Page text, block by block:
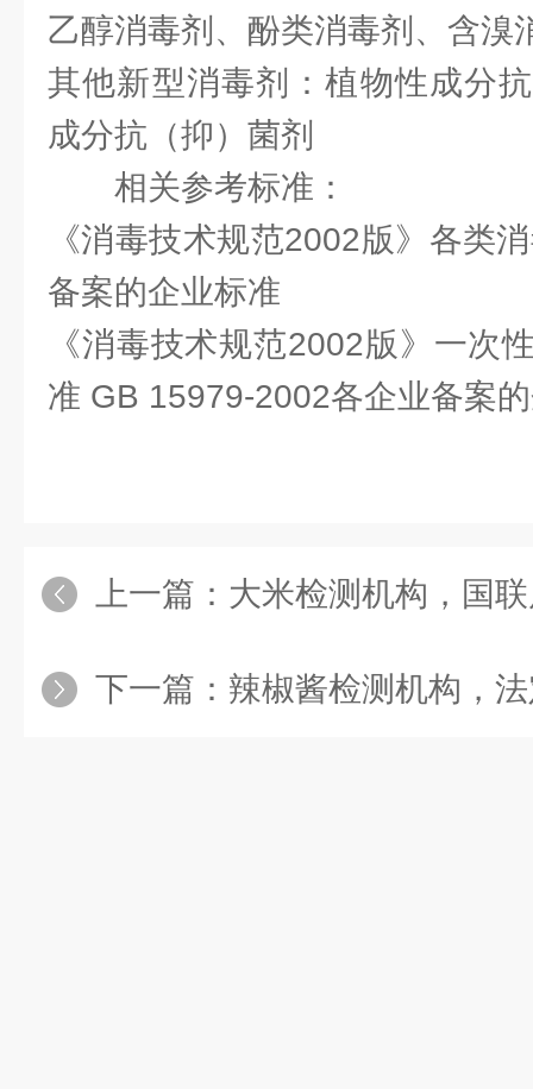
乙醇消毒剂、酚类消毒剂、含溴
其他新型消毒剂：植物性成分
成分抗（抑）菌剂
相关参考标准：
《消毒技术规范2002版》各类
备案的企业标准
《消毒技术规范2002版》一次
准 GB 15979-2002各企业备案
上一篇： 大米检测机构，国联质检
下一篇： 辣椒酱检测机构，法定第三